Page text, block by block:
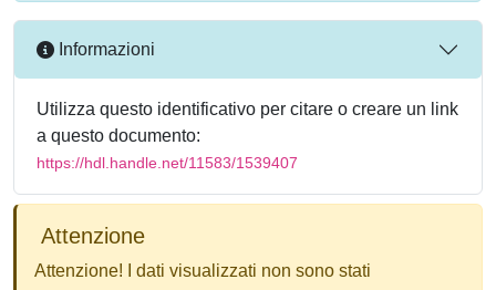
Informazioni
Utilizza questo identificativo per citare o creare un link
a questo documento:
https://hdl.handle.net/11583/1539407
Attenzione
Attenzione! I dati visualizzati non sono stati